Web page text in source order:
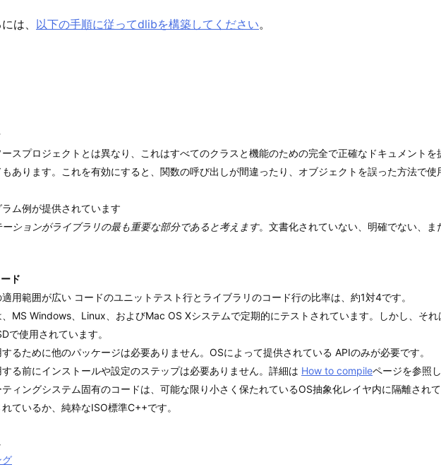
は、 以下の手順に従ってdlibを構築してください。
スプロジェクトとは異なり、これはすべてのクラスと機能のための完全で正確なドキュメント
あります。これを有効にすると、関数の呼び出しが間違ったり、オブジェクトを誤った方法で
ム例が提供されています
ションがライブラリの最も重要な部分であると考えます。文書化されていない、明確でない、
ド
用範囲が広い コードのユニットテスト行とライブラリのコード行の比率は、約1対4です。
MS Windows、Linux、およびMac OS Xシステムで定期的にテストされています。しかし、それ
で使用されています。
るために他のパッケージは必要ありません。OSによって提供されている APIのみが必要です。
る前にインストールや設定のステップは必要ありません。詳細は How to compileページを参照
ィングシステム固有のコードは、可能な限り小さく保たれているOS抽象化レイヤ内に隔離され
ているか、純粋なISO標準C++です。
グ